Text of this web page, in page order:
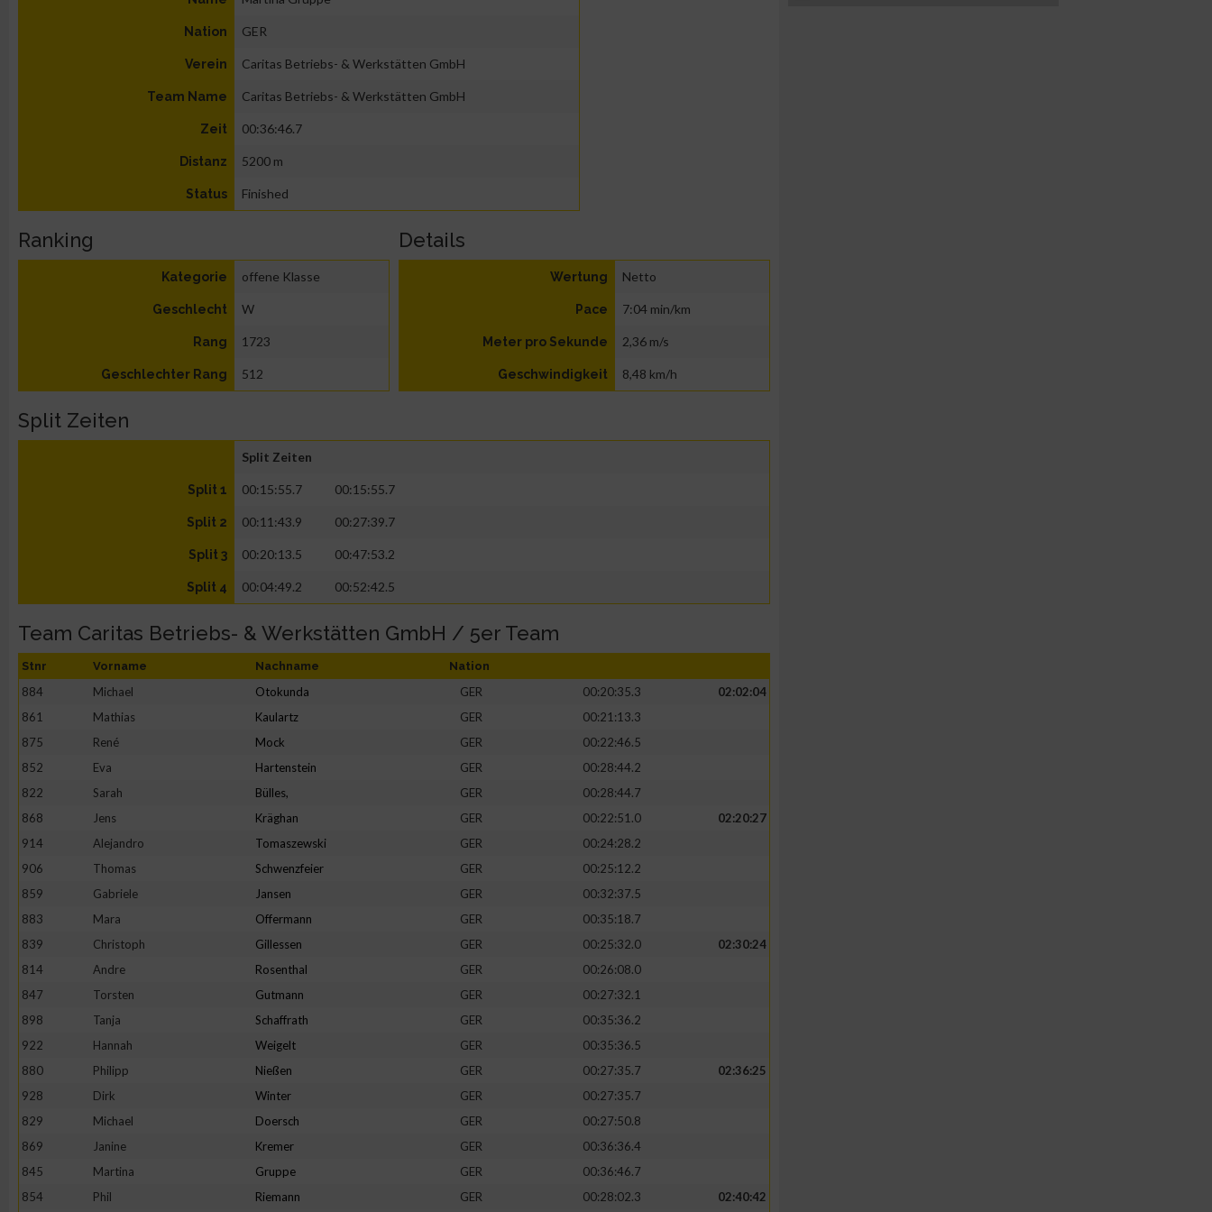
Nation GER
Verein Caritas Betriebs- & Werkstätten GmbH
Team Name Caritas Betriebs- & Werkstätten GmbH
Zeit 00:36:46.7
Distanz 5200 m
Status Finished
Ranking
Kategorie offene Klasse
Geschlecht W
Rang 1723
Geschlechter Rang 512
Details
Wertung Netto
Pace 7:04 min/km
Meter pro Sekunde 2,36 m/s
Geschwindigkeit 8,48 km/h
Split Zeiten
Split Zeiten
Split 1 00:15:55.7 00:15:55.7
Split 2 00:11:43.9 00:27:39.7
Split 3 00:20:13.5 00:47:53.2
Split 4 00:04:49.2 00:52:42.5
Team Caritas Betriebs- & Werkstätten GmbH / 5er Team
Stnr Vorname Nachname Nation
884 Michael Otokunda GER 00:20:35.3
02:02:04
861
Mathias Kaulartz GER
00:21:13.3
875
René Mock GER
00:22:46.5
852
Eva Hartenstein GER
00:28:44.2
822
Sarah Bülles, GER
00:28:44.7
868
Jens Kräghan GER 00:22:51.0
02:20:27
914
Alejandro Tomaszewski GER
00:24:28.2
906
Thomas Schwenzfeier GER
00:25:12.2
859
Gabriele Jansen GER
00:32:37.5
883
Mara Offermann GER
00:35:18.7
839
Christoph Gillessen GER 00:25:32.0
02:30:24
814
Andre Rosenthal GER
00:26:08.0
847
Torsten Gutmann GER
00:27:32.1
898
Tanja Schaffrath GER
00:35:36.2
922
Hannah Weigelt GER
00:35:36.5
880
Philipp Nießen GER 00:27:35.7
02:36:25
928
Dirk Winter GER
00:27:35.7
829
Michael Doersch GER
00:27:50.8
869
Janine Kremer GER
00:36:36.4
845
Martina Gruppe GER
00:36:46.7
854
Phil Riemann GER 00:28:02.3
02:40:42